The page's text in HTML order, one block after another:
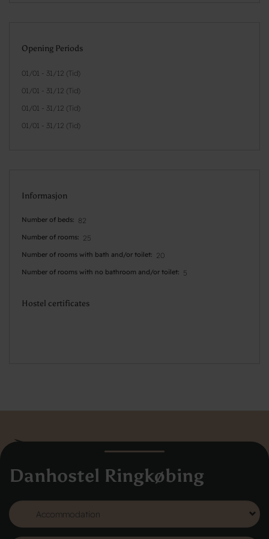
Danhostel Ringkøbing
Opening Periods
01/01 - 31/12 (Tid)
01/01 - 31/12 (Tid)
01/01 - 31/12 (Tid)
01/01 - 31/12 (Tid)
Informasjon
Number of beds 82
Number of rooms 25
Number of rooms with bath and/or toilet 20
Number of rooms with no bathroom and/or toilet 5
Hostel certificates
Vodroffsvej 32
1900 Frederiksberg